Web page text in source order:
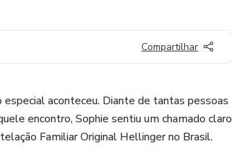
Compartilhar
aconteceu. Diante de tantas pessoas
encontro, Sophie sentiu um chamado claro
Familiar Original Hellinger no Brasil.